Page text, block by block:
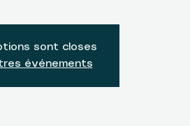
sont closes
événements